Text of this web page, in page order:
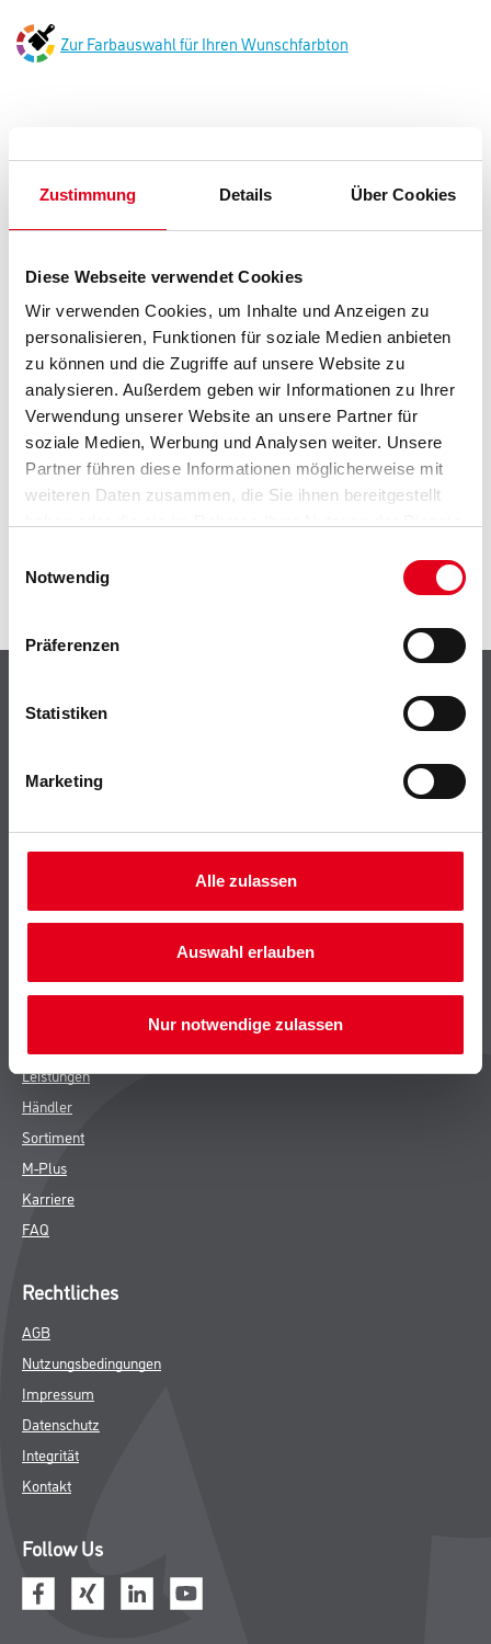
Zustimmung Details Über Cookies
Diese Webseite verwendet Cookies
Wir verwenden Cookies, um Inhalte und Anzeigen zu
personalisieren, Funktionen für soziale Medien anbieten
zu können und die Zugriffe auf unsere Website zu
analysieren. Außerdem geben wir Informationen zu Ihrer
Verwendung unserer Website an unsere Partner für
soziale Medien, Werbung und Analysen weiter. Unsere
Partner führen diese Informationen möglicherweise mit
weiteren Daten zusammen, die Sie ihnen bereitgestellt
Notwendig
Präferenzen
Statistiken
Marketing
Alle zulassen
Auswahl erlauben
Nur notwendige zulassen
Zur Farbauswahl für Ihren Wunschfarbton
PRODUKTEIGENSCHAFTEN
Achtung
ZUSATZINFOS
GEFAHRENHINWEISE
SPEZIFIKATIONEN
Trockenbau
Bodenbeläge
Werkzeug & Maschinen
CMS Gruppe
Leistungen
Händler
Sortiment
M-Plus
Karriere
FAQ
Rechtliches
AGB
Nutzungsbedingungen
Impressum
Datenschutz
Integrität
Kontakt
Follow Us